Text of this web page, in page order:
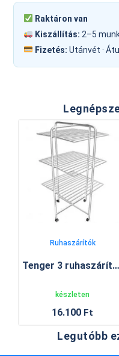
Raktáron van
Kiszállítás: 2–5
Fizetés: Utánvét ·
Ruhaszárítók
Tenger 3 ruhaszárító állvány
készleten
16.100 Ft
Legutóbb